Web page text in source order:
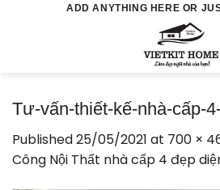
ADD ANYTHING HERE OR
Tư-vấn-thiết-kế-nhà-cấp-
Published25/05/2021 at 700 ×
Công Nội Thất nhà cấp 4 đẹp